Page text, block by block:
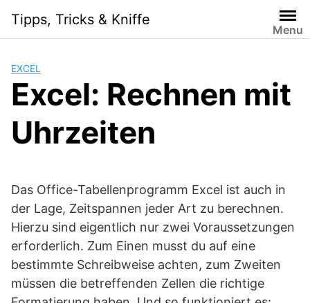
content
Tipps, Tricks & Kniffe
Menu
EXCEL
Excel: Rechnen mit
Uhrzeiten
Das Office-Tabellenprogramm Excel ist auch in
der Lage, Zeitspannen jeder Art zu berechnen.
Hierzu sind eigentlich nur zwei Voraussetzungen
erforderlich. Zum Einen musst du auf eine
bestimmte Schreibweise achten, zum Zweiten
müssen die betreffenden Zellen die richtige